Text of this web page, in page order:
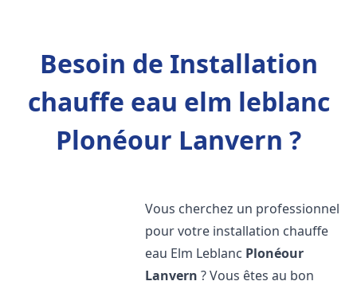
Besoin de Installation
chauffe eau elm leblanc
Plonéour Lanvern ?
Vous cherchez un professionnel
pour votre installation chauffe
eau Elm Leblanc Plonéour
Lanvern ? Vous êtes au bon